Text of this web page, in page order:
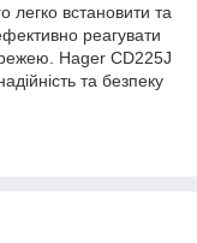
легко встановити та
реагувати
Hager CD225J
та безпеку